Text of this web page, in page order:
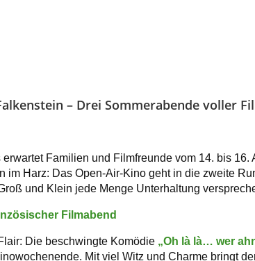
– Drei Sommerabende voller
Familien und Filmfreunde vom 14. bis 16.
im Harz: Das Open-Air-Kino geht in die zweite
und Klein jede Menge Unterhaltung
Filmabend
Die beschwingte Komödie „Oh là là… wer
Mit viel Witz und Charme bringt